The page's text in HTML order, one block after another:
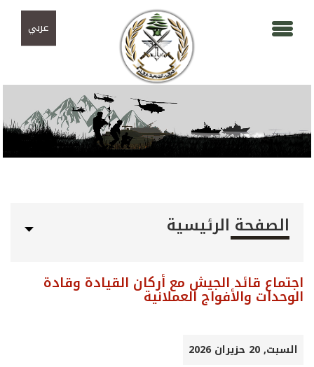
عربي
الصفحة الرئيسية
اجتماع قائد الجيش مع أركان القيادة وقادة
الوحدات والأفواج العملانية
السبت, 20 حزيران 2026